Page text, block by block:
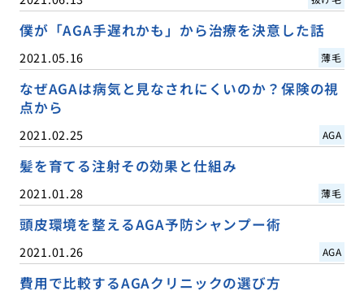
僕が「AGA手遅れかも」から治療を決意した話
2021.05.16 薄毛
なぜAGAは病気と見なされにくいのか？保険の視
点から
2021.02.25 AGA
髪を育てる注射その効果と仕組み
2021.01.28 薄毛
頭皮環境を整えるAGA予防シャンプー術
2021.01.26 AGA
費用で比較するAGAクリニックの選び方